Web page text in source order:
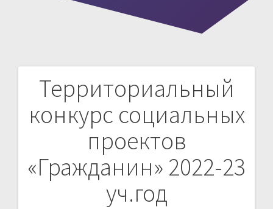
Территориальный
конкурс социальных
проектов
«Гражданин» 2022-23
уч.год
Навигация
по
записям